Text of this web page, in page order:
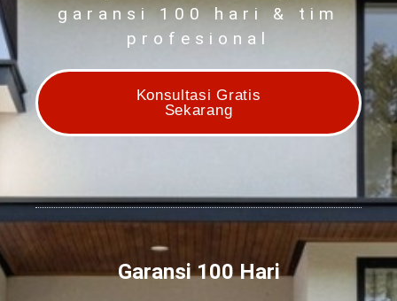
garansi 100 hari & tim
profesional
Konsultasi Gratis
Sekarang
Garansi 100 Hari